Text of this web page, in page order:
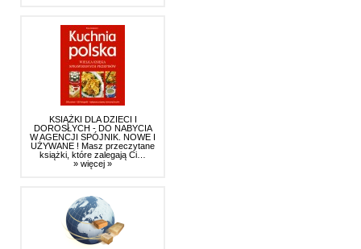
KSIĄŻKI DLA DZIECI I
DOROSŁYCH - DO NABYCIA
W AGENCJI SPÓJNIK. NOWE I
UŻYWANE ! Masz przeczytane
książki, które zalegają Ci…
» więcej »